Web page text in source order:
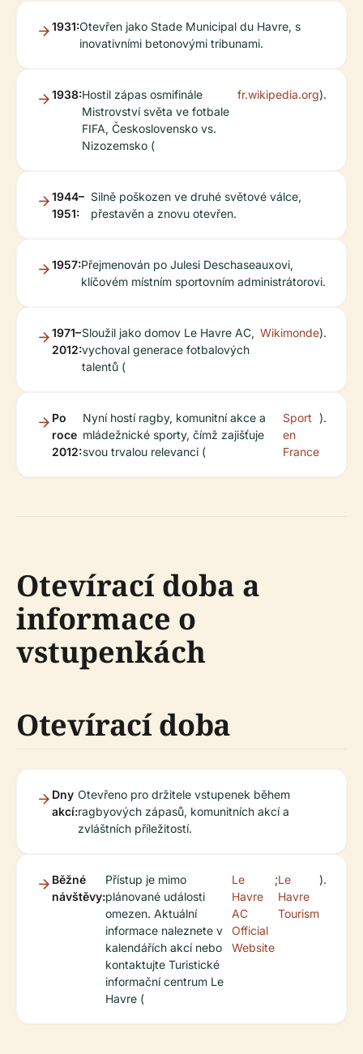
1931:Otevřen jako Stade Municipal du Havre, s
inovativními betonovými tribunami.
1938:Hostil zápas osmifinále
Mistrovství světa ve fotbale
FIFA, Československo vs.
Nizozemsko (
fr.wikipedia.org).
1944–
1951:
Silně poškozen ve druhé světové válce,
přestavěn a znovu otevřen.
1957:Přejmenován po Julesi Deschaseauxovi,
klíčovém místním sportovním administrátorovi.
1971–
2012:
Sloužil jako domov Le Havre AC,
vychoval generace fotbalových
talentů (
Wikimonde).
Po
roce
2012:
Nyní hostí ragby, komunitní akce a
mládežnické sporty, čímž zajišťuje
svou trvalou relevanci (
Sport
en
France
).
Otevírací doba a
informace o
vstupenkách
Otevírací doba
Dny
akcí:
Otevřeno pro držitele vstupenek během
ragbyových zápasů, komunitních akcí a
zvláštních příležitostí.
Běžné
návštěvy:
Přístup je mimo
plánované události
omezen. Aktuální
informace naleznete v
kalendářích akcí nebo
kontaktujte Turistické
informační centrum Le
Havre (
Le
Havre
AC
Official
Website
;Le
Havre
Tourism
).